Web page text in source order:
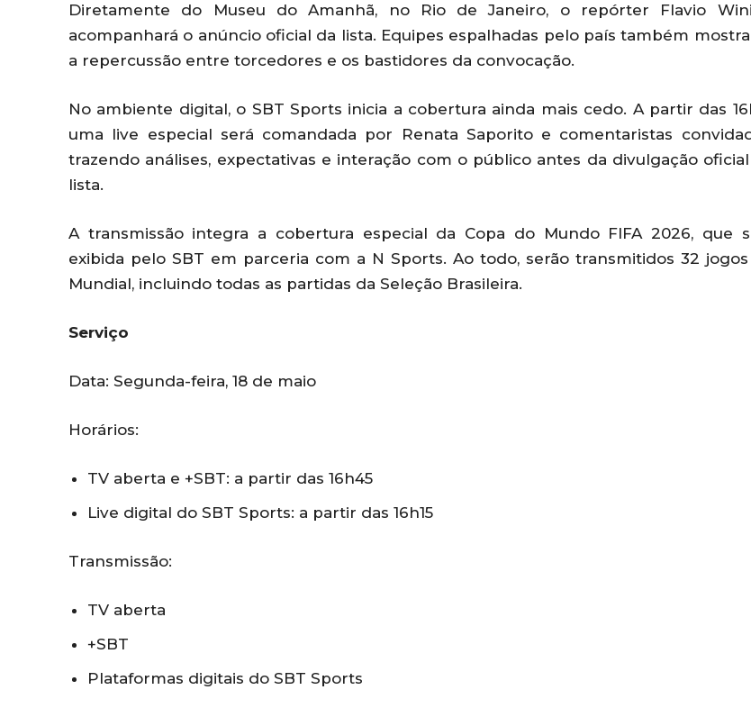
Diretamente do Museu do Amanhã, no Rio de Janeiro, o repórter Flavio
acompanhará o anúncio oficial da lista. Equipes espalhadas pelo país também
a repercussão entre torcedores e os bastidores da convocação.
No ambiente digital, o SBT Sports inicia a cobertura ainda mais cedo. A partir das
uma live especial será comandada por Renata Saporito e comentaristas
trazendo análises, expectativas e interação com o público antes da divulgação
lista.
A transmissão integra a cobertura especial da Copa do Mundo FIFA 2026, que
exibida pelo SBT em parceria com a N Sports. Ao todo, serão transmitidos 32
Mundial, incluindo todas as partidas da Seleção Brasileira.
Serviço
Data: Segunda-feira, 18 de maio
Horários:
TV aberta e +SBT: a partir das 16h45
Live digital do SBT Sports: a partir das 16h15
Transmissão:
TV aberta
+SBT
Plataformas digitais do SBT Sports